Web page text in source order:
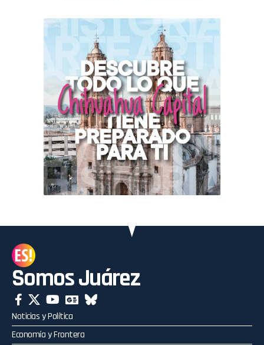
Somos Juárez
Noticias y Política
Economía y Frontera